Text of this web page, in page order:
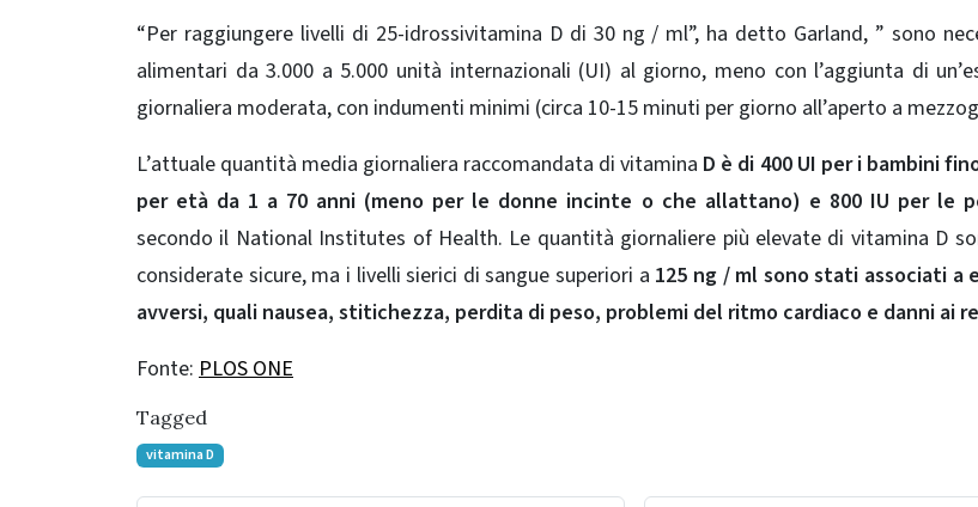
“Per raggiungere livelli di 25-idrossivitamina D di 30 ng / ml”, ha detto Garland, ” sono
alimentari da 3.000 a 5.000 unità internazionali (UI) al giorno, meno con l’aggiunta di
giornaliera moderata, con indumenti minimi (circa 10-15 minuti per giorno all’aperto a
L’attuale quantità media giornaliera raccomandata di vitamina D è di 400 UI per i bambini
per età da 1 a 70 anni (meno per le donne incinte o che allattano) e 800 IU per le
secondo il National Institutes of Health. Le quantità giornaliere più elevate di vitamina D
considerate sicure, ma i livelli sierici di sangue superiori a 125 ng / ml sono stati associati
avversi, quali nausea, stitichezza, perdita di peso, problemi del ritmo cardiaco e danni ai
Fonte: PLOS ONE
Tagged
vitamina D